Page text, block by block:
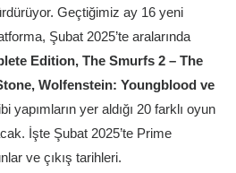
Geçtiğimiz ay 16 yeni
Şubat 2025’te aralarında
Edition, The Smurfs 2 – The
Wolfenstein: Youngblood ve
yapımların yer aldığı 20 farklı oyun
İşte Şubat 2025’te Prime
ve çıkış tarihleri.